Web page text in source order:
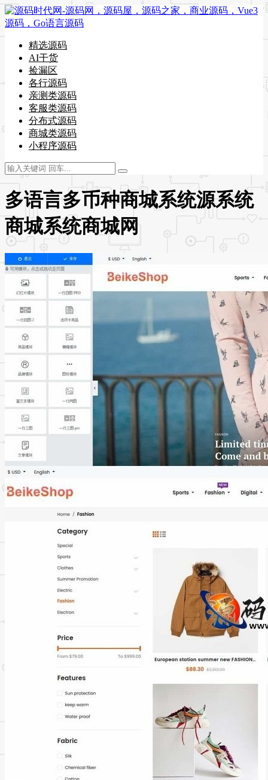
精选源码
AI干货
捡漏区
各行源码
亲测类源码
客服类源码
分布式源码
商城类源码
小程序源码
多语言多币种商城系统源系统
商城系统商城网